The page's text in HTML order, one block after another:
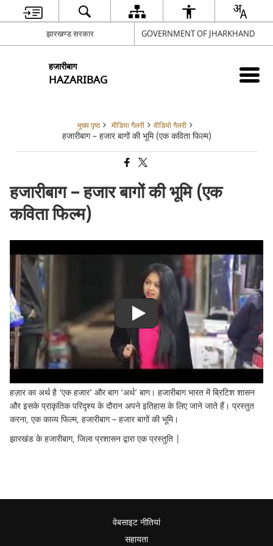
झारखण्ड सरकार GOVERNMENT OF JHARKHAND
हजारीबाग
HAZARIBAG
मुख्य पृष्ठ मीडिया गैलरी वीडियो गैलरी
हजारीबाग – हजार बागों की भूमि (एक कविता फिल्म)
हजारीबाग – हजार बागों की भूमि (एक
कविता फिल्म)
हज़ार का अर्थ है ‘एक हजार’ और बाग ‘अर्थ’ बाग। हजारीबाग भारत में ब्रिटिश शासन
और इसके प्राकृतिक परिदृश्य के दौरान अपने इतिहास के लिए जाने जाते हैं। प्रस्तुत
करना, एक काव्य फिल्म, हजारीबाग – हजार बागों की भूमि।
झारखंड के हजारीबाग, जिला प्रशासन द्वारा एक प्रस्तुति |
वेबसाइट नीतियां
सहायता